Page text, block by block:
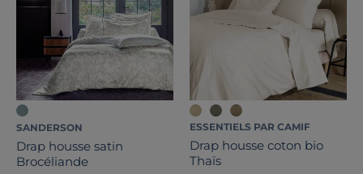
SANDERSON
Drap housse satin
Brocéliande
ESSENTIELS PAR CAMIF
Drap housse coton bio
Thaïs